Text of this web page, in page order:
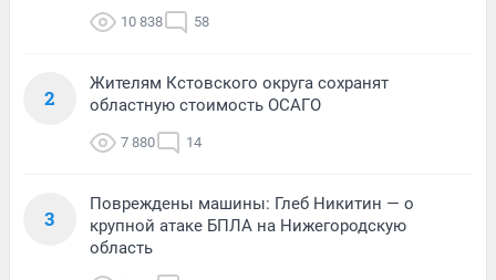
10 838 58
2
Жителям Кстовского округа сохранят
областную стоимость ОСАГО
7 880 14
3
Повреждены машины: Глеб Никитин — о
крупной атаке БПЛА на Нижегородскую
область